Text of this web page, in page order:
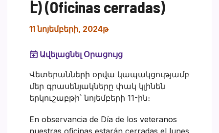
է) (Oficinas cerradas)
11 նոյեմբերի, 2024թ
Ավելացնել Օրացույց
Վետերանների օրվա կապակցությամբ
մեր գրասենյակները փակ կլինեն
երկուշաբթի՝ նոյեմբերի 11-ին։
En observancia de Día de los veteranos
nuestras oficinas estarán cerradas el lunes